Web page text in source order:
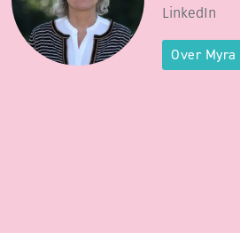
LinkedIn
Over Myra